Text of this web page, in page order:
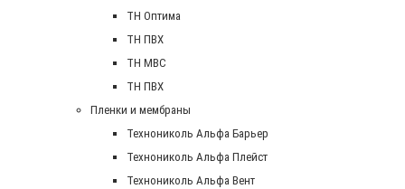
TH Оптима
TH ПВХ
ТН МВС
ТН ПВХ
Пленки и мембраны
Технониколь Альфа Барьер
Технониколь Альфа Плейст
Технониколь Альфа Вент